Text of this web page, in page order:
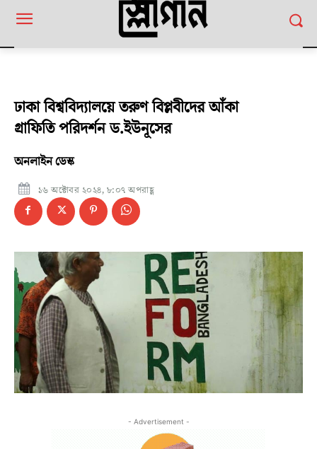
ঢাকা বিশ্ববিদ্যালয়ে তরুণ বিপ্লবীদের আঁকা
গ্রাফিতি পরিদর্শন ড.ইউনূসের
অনলাইন ডেস্ক
১৬ অক্টোবর ২০২৪, ৮:০৭ অপরাহ্ণ
- Advertisement -